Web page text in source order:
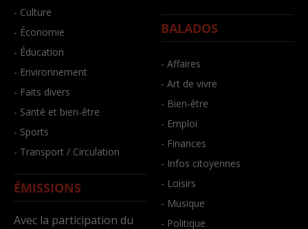
- Culture
- Économie
- Éducation
- Environnement
- Faits divers
- Santé et bien-être
- Sports
- Transport / Circulation
ÉMISSIONS
Avec la participation du
BALADOS
- Affaires
- Art de vivre
- Bien-être
- Emploi
- Finances
- Infos citoyennes
- Loisirs
- Musique
- Politique